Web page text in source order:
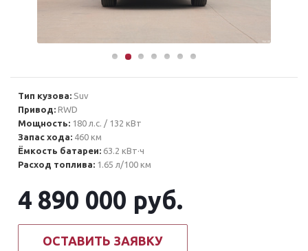
Тип кузова: Suv
Привод: RWD
Мощность: 180 л.с. / 132 кВт
Запас хода: 460 км
Ёмкость батареи: 63.2 кВт·ч
Расход топлива: 1.65 л/100 км
4 890 000 руб.
ОСТАВИТЬ ЗАЯВКУ